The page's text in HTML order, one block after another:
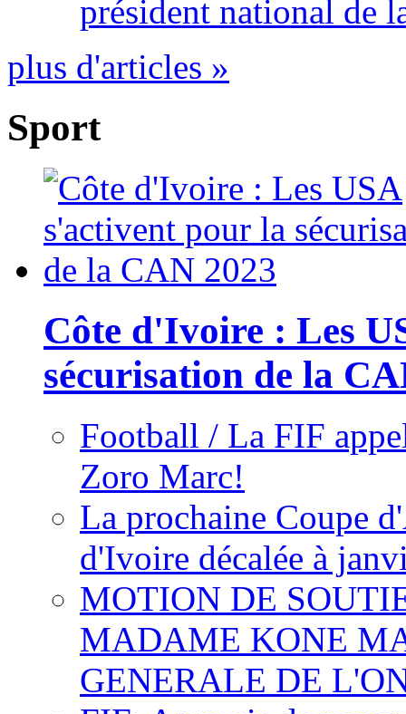
président national de
plus d'articles »
Sport
Côte d'Ivoire : Les
sécurisation de la
Football / La FIF
Zoro Marc!
La prochaine Coupe
d'Ivoire décalée à
MOTION DE
MADAME KONE
GENERALE DE